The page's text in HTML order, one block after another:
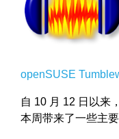
openSUSE
自 10 月 12 日以来
本周带来了一些主